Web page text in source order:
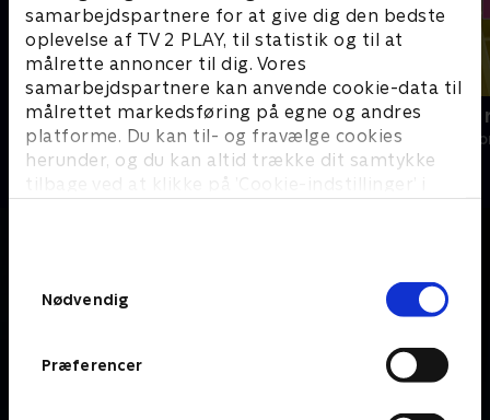
samarbejdspartnere for at give dig den bedste
oplevelse af TV 2 PLAY, til statistik og til at
målrette annoncer til dig. Vores
samarbejdspartnere kan anvende cookie-data til
målrettet markedsføring på egne og andres
platforme. Du kan til- og fravælge cookies
herunder, og du kan altid trække dit samtykke
tilbage ved at klikke på ’Cookie-indstillinger’ i
Nødvendig
Præferencer
Drømmeslot på højkant
Livsstil • 1 sæsoner
Vi drukner i
Livsstil • 6